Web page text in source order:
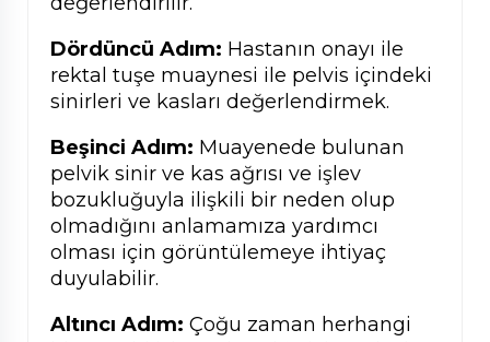
Dördüncü Adım: Hastanın onayı ile
rektal tuşe muaynesi ile pelvis içindeki
sinirleri ve kasları değerlendirmek.
Beşinci Adım: Muayenede bulunan
pelvik sinir ve kas ağrısı ve işlev
bozukluğuyla ilişkili bir neden olup
olmadığını anlamamıza yardımcı
olması için görüntülemeye ihtiyaç
duyulabilir.
Altıncı Adım: Çoğu zaman herhangi